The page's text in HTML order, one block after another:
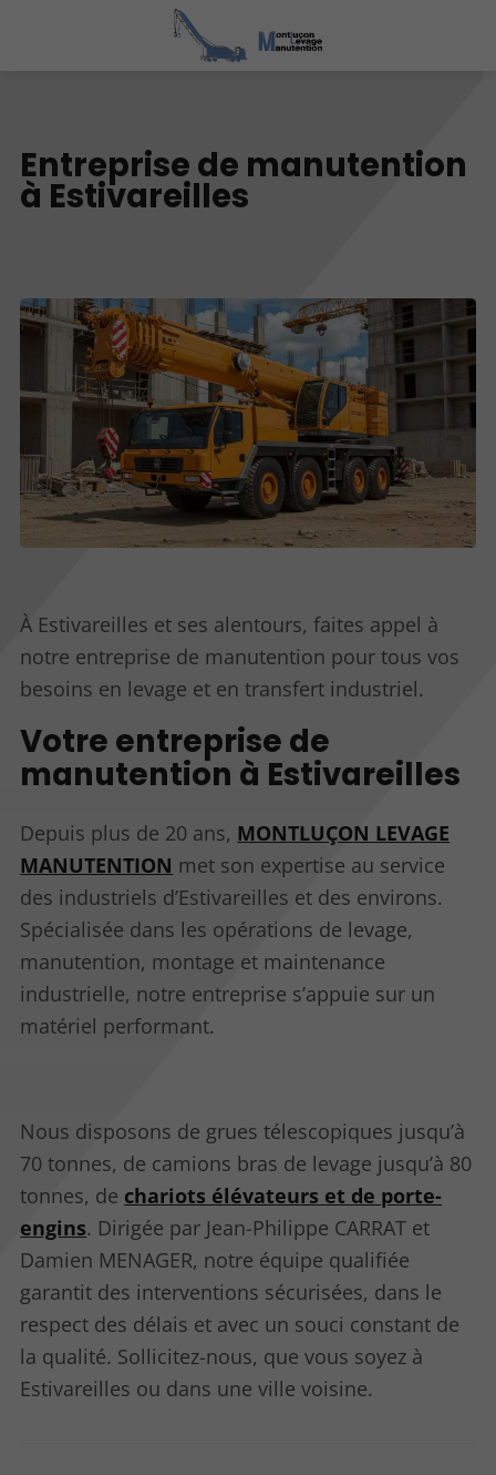
Entreprise de manutention
à Estivareilles
À Estivareilles et ses alentours, faites appel à
notre entreprise de manutention pour tous vos
besoins en levage et en transfert industriel.
Votre entreprise de
manutention à Estivareilles
Depuis plus de 20 ans, MONTLUÇON LEVAGE
MANUTENTION met son expertise au service
des industriels d’Estivareilles et des environs.
Spécialisée dans les opérations de levage,
manutention, montage et maintenance
industrielle, notre entreprise s’appuie sur un
matériel performant.
Nous disposons de grues télescopiques jusqu’à
70 tonnes, de camions bras de levage jusqu’à 80
tonnes, de chariots élévateurs et de porte-
engins. Dirigée par Jean-Philippe CARRAT et
Damien MENAGER, notre équipe qualifiée
garantit des interventions sécurisées, dans le
respect des délais et avec un souci constant de
la qualité. Sollicitez-nous, que vous soyez à
Estivareilles ou dans une ville voisine.